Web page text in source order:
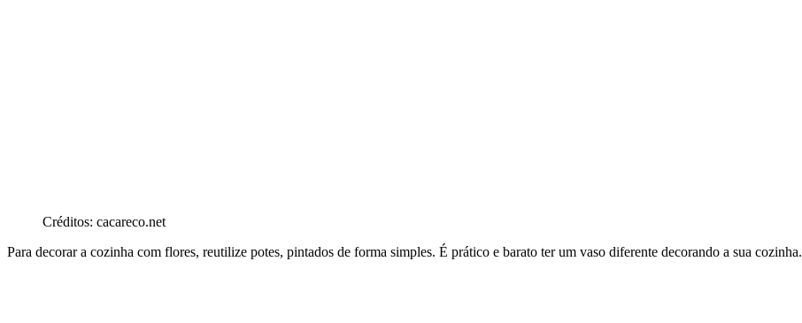
Créditos: cacareco.net
Para decorar a cozinha com flores, reutilize potes, pintados de forma simples. É prático e barato ter um vaso diferente decorando a sua cozinha.